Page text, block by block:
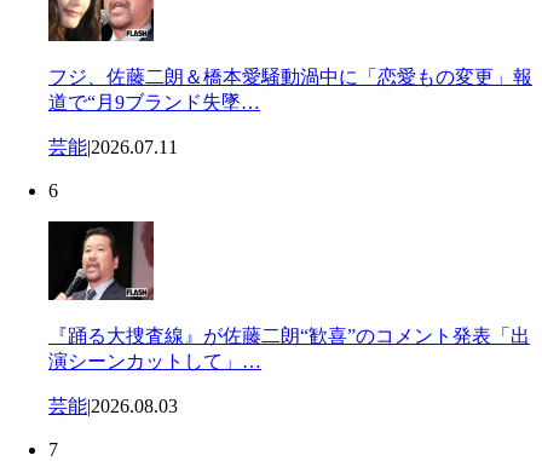
フジ、佐藤二朗＆橋本愛騒動渦中に「恋愛もの変更」報
道で“月9ブランド失墜…
芸能|2026.07.11
6
『踊る大捜査線』が佐藤二朗“歓喜”のコメント発表「出
演シーンカットして」…
芸能|2026.08.03
7